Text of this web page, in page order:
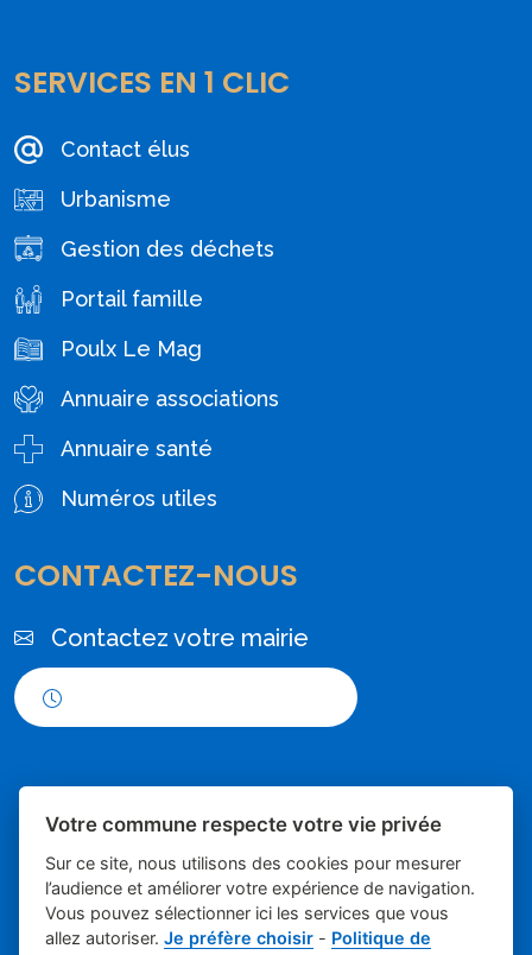
SERVICES EN 1 CLIC
Contact élus
Urbanisme
Gestion des déchets
Portail famille
Poulx Le Mag
Annuaire associations
Annuaire santé
Numéros utiles
CONTACTEZ-NOUS
Contactez votre mairie
Place du village la solution web et - Mairie de
Votre commune respecte votre vie privée
Sur ce site, nous utilisons des cookies pour mesurer
l’audience et améliorer votre expérience de navigation.
Vous pouvez sélectionner ici les services que vous
allez autoriser.Je préfère choisir - Politique de